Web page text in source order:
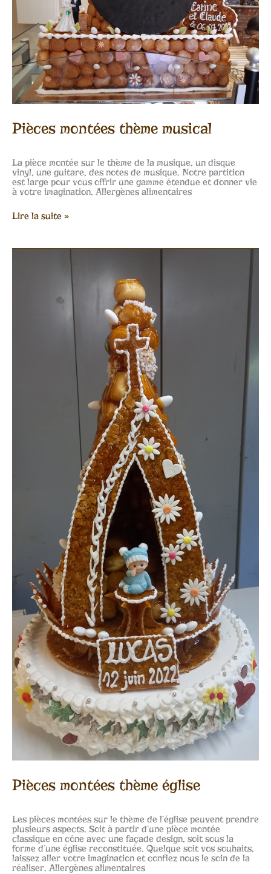
Pièces montées thème musical
La pièce montée sur le thème de la musique, un disque
vinyl, une guitare, des notes de musique. Notre partition
est large pour vous offrir une gamme étendue et donner vie
à votre imagination. Allergènes alimentaires
Lire la suite »
Pièces montées thème église
Les pièces montées sur le thème de l’église peuvent prendre
plusieurs aspects. Soit à partir d’une pièce montée
classique en cône avec une façade design, soit sous la
forme d’une église reconstituée. Quelque soit vos souhaits,
laissez aller votre imagination et confiez nous le soin de la
réaliser. Allergènes alimentaires